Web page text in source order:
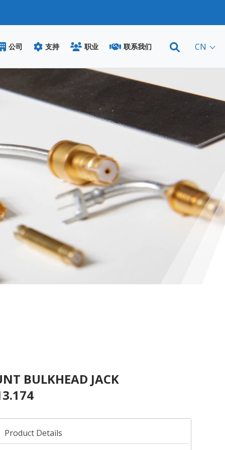
公司 支持 职业 联系我们 CN
BULKHEAD JACK
Product Details